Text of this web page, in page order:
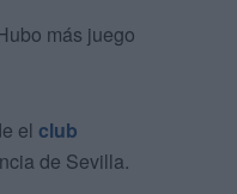
más juego
el club
de Sevilla.